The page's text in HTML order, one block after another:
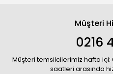
Müşteri
0216
Müşteri temsilcilerimiz hafta içi:
saatleri arasında